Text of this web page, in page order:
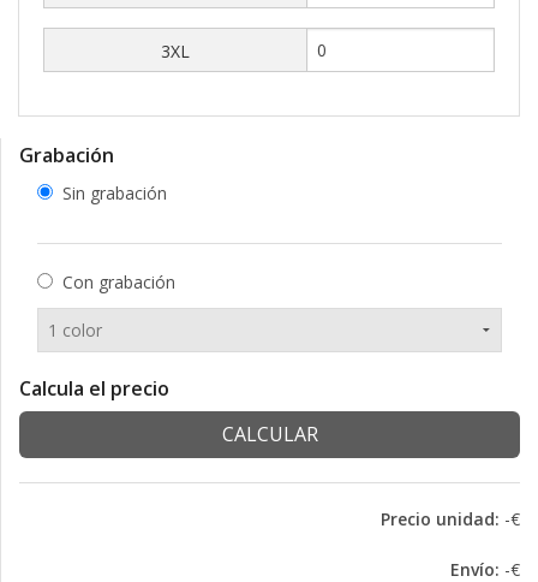
3XL
Grabación
Sin grabación
Con grabación
Calcula el precio
CALCULAR
Precio unidad: -€
Envío: -€